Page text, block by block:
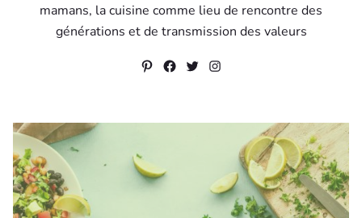
mamans, la cuisine comme lieu de rencontre des
générations et de transmission des valeurs
Pinterest
Facebook
Twitter
Instagram